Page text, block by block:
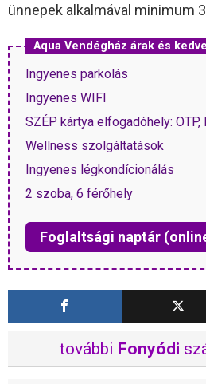
ünnepek alkalmával minimum
Aqua Vendégház árak és
Ingyenes parkolás
Ingyenes WIFI
SZÉP kártya elfogadóhely: OTP,
Wellness szolgáltatások
Ingyenes légkondícionálás
2 szoba, 6 férőhely
Foglaltsági naptár
további Fonyódi